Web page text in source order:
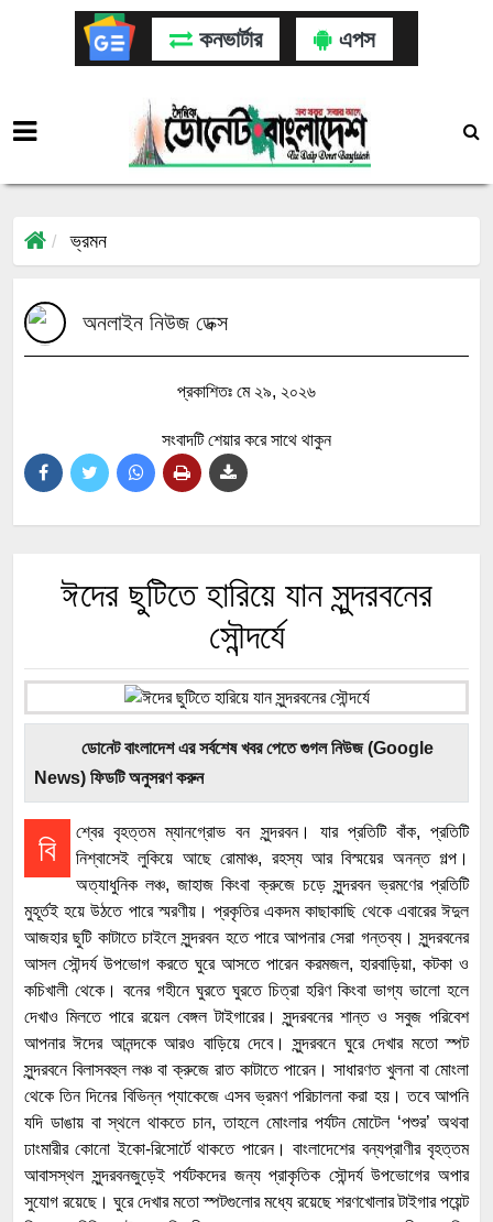
কনভার্টার এপস
ভ্রমন
অনলাইন নিউজ ডেক্স
প্রকাশিতঃ মে ২৯, ২০২৬
সংবাদটি শেয়ার করে সাথে থাকুন
ঈদের ছুটিতে হারিয়ে যান সুন্দরবনের
সৌন্দর্যে
ডোনেট বাংলাদেশ এর সর্বশেষ খবর পেতে গুগল নিউজ (Google
News) ফিডটি অনুসরণ করুন
বি
শ্বের বৃহত্তম ম্যানগ্রোভ বন সুন্দরবন। যার প্রতিটি বাঁক, প্রতিটি
নিশ্বাসেই লুকিয়ে আছে রোমাঞ্চ, রহস্য আর বিস্ময়ের অনন্ত গল্প।
অত্যাধুনিক লঞ্চ, জাহাজ কিংবা ক্রুজে চড়ে সুন্দরবন ভ্রমণের প্রতিটি
মুহূর্তই হয়ে উঠতে পারে স্মরণীয়। প্রকৃতির একদম কাছাকাছি থেকে এবারের ঈদুল
আজহার ছুটি কাটাতে চাইলে সুন্দরবন হতে পারে আপনার সেরা গন্তব্য। সুন্দরবনের
আসল সৌন্দর্য উপভোগ করতে ঘুরে আসতে পারেন করমজল, হারবাড়িয়া, কটকা ও
কচিখালী থেকে। বনের গহীনে ঘুরতে ঘুরতে চিত্রা হরিণ কিংবা ভাগ্য ভালো হলে
দেখাও মিলতে পারে রয়েল বেঙ্গল টাইগারের। সুন্দরবনের শান্ত ও সবুজ পরিবেশ
আপনার ঈদের আনন্দকে আরও বাড়িয়ে দেবে। সুন্দরবনে ঘুরে দেখার মতো স্পট
সুন্দরবনে বিলাসবহুল লঞ্চ বা ক্রুজে রাত কাটাতে পারেন। সাধারণত খুলনা বা মোংলা
থেকে তিন দিনের বিভিন্ন প্যাকেজে এসব ভ্রমণ পরিচালনা করা হয়। তবে আপনি
যদি ডাঙায় বা স্থলে থাকতে চান, তাহলে মোংলার পর্যটন মোটেল ‘পশুর’ অথবা
ঢাংমারীর কোনো ইকো-রিসোর্টে থাকতে পারেন। বাংলাদেশের বন্যপ্রাণীর বৃহত্তম
আবাসস্থল সুন্দরবনজুড়েই পর্যটকদের জন্য প্রাকৃতিক সৌন্দর্য উপভোগের অপার
সুযোগ রয়েছে। ঘুরে দেখার মতো স্পটগুলোর মধ্যে রয়েছে শরণখোলার টাইগার পয়েন্ট